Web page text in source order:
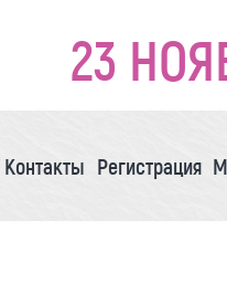
23
Контакты Регистрация